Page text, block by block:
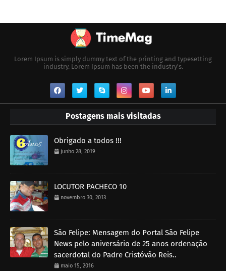
Lorem Ipsum is simply dummy text of the printing and typesetting
industry. Lorem Ipsum has been the industry's.
Postagens mais visitadas
Obrigado a todos !!!
junho 28, 2019
LOCUTOR PACHECO 10
novembro 30, 2013
São Felipe: Mensagem do Portal São Felipe
News pelo aniversário de 25 anos ordenação
sacerdotal do Padre Cristóvão Reis..
maio 15, 2016